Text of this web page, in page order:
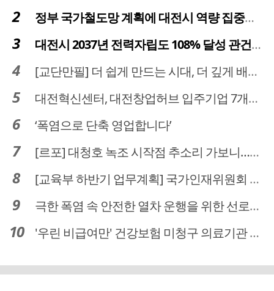
정부 국가철도망 계획에 대전시 역량 집중해야
대전시 2037년 전력자립도 108% 달성 관건은 '주민 수용성'
[교단만필] 더 쉽게 만드는 시대, 더 깊게 배우는 교육
대전혁신센터, 대전창업허브 입주기업 7개사 모집
‘폭염으로 단축 영업합니다’
[르포] 대청호 녹조 시작점 추소리 가보니…걷어내도 짙은 초록빛
[교육부 하반기 업무계획] 국가인재위원회 신설… 거점국립대 3곳 성장엔진·AI 분야 패키지 지원
극한 폭염 속 안전한 열차 운행을 위한 선로관리
'우린 비급여만' 건강보험 미청구 의료기관 대전 65곳 충남 31곳